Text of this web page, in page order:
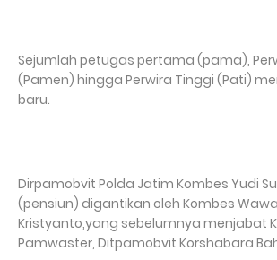
Sejumlah petugas pertama (pama),
(Pamen) hingga Perwira Tinggi (Pati)
baru.
Dirpamobvit Polda Jatim Kombes Yudi
(pensiun) digantikan oleh Kombes
Kristyanto,yang sebelumnya menjabat
Pamwaster, Ditpamobvit Korshabara